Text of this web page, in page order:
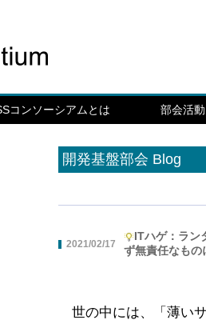
コンソーシアムとは 部会活動
開発基盤部会 Blog
2021/02/17
ITハゲ：ラン
ず無責任なもの
世の中には、「薄い